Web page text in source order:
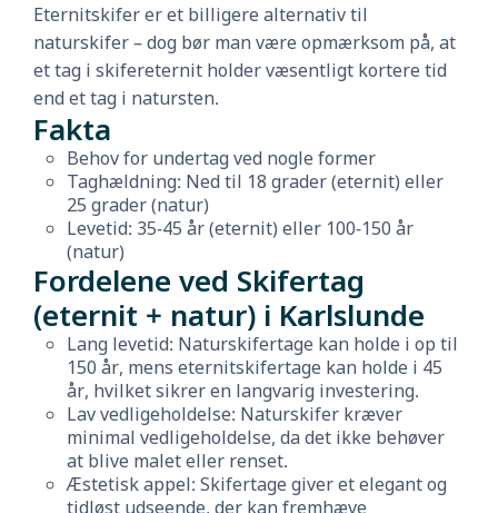
Eternitskifer er et billigere alternativ til
naturskifer – dog bør man være opmærksom på, at
et tag i skifereternit holder væsentligt kortere tid
end et tag i natursten.
Fakta
Behov for undertag ved nogle former
Taghældning: Ned til 18 grader (eternit) eller
25 grader (natur)
Levetid: 35-45 år (eternit) eller 100-150 år
(natur)
Fordelene ved Skifertag
(eternit + natur) i Karlslunde
Lang levetid: Naturskifertage kan holde i op til
150 år, mens eternitskifertage kan holde i 45
år, hvilket sikrer en langvarig investering.
Lav vedligeholdelse: Naturskifer kræver
minimal vedligeholdelse, da det ikke behøver
at blive malet eller renset.
Æstetisk appel: Skifertage giver et elegant og
tidløst udseende, der kan fremhæve